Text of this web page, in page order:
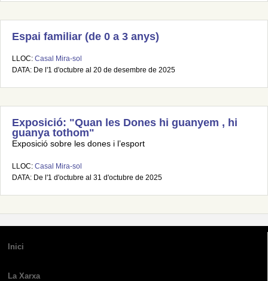
Espai familiar (de 0 a 3 anys)
LLOC: Casal Mira-sol
DATA: De l'1 d'octubre al 20 de desembre de 2025
Exposició: "Quan les Dones hi guanyem , hi
guanya tothom"
Exposició sobre les dones i l’esport
LLOC: Casal Mira-sol
DATA: De l'1 d'octubre al 31 d'octubre de 2025
Inici
La Xarxa